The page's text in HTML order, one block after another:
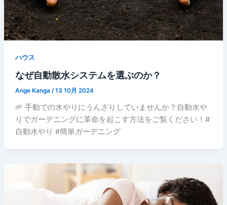
ハウス
なぜ自動散水システムを選ぶのか？
Ange Kanga /13 10月 2024
🌱 手動での水やりにうんざりしていませんか？自動水や
りでガーデニングに革命を起こす方法をご覧ください！#
自動水やり #簡単ガーデニング